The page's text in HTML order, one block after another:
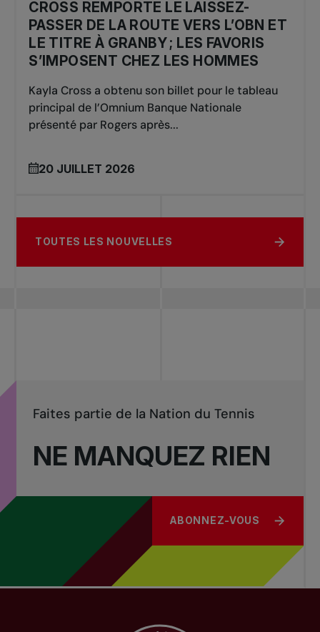
CROSS REMPORTE LE LAISSEZ-
PASSER DE LA ROUTE VERS L’OBN ET
LE TITRE À GRANBY ; LES FAVORIS
S’IMPOSENT CHEZ LES HOMMES
Kayla Cross a obtenu son billet pour le tableau
principal de l’Omnium Banque Nationale
présenté par Rogers après...
20 JUILLET 2026
TOUTES LES NOUVELLES
NE MANQUEZ RIEN
Faites partie de la Nation du Tennis
ABONNEZ-VOUS